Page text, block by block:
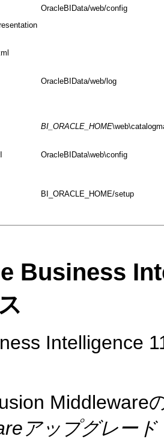
OracleBIData/web/config
OracleBIData/web/log
BI_ORACLE_HOME
OracleBIData\web\config
BI_ORACLE_HOME/setup
Business
Intelligence
Middleware
アップグレー